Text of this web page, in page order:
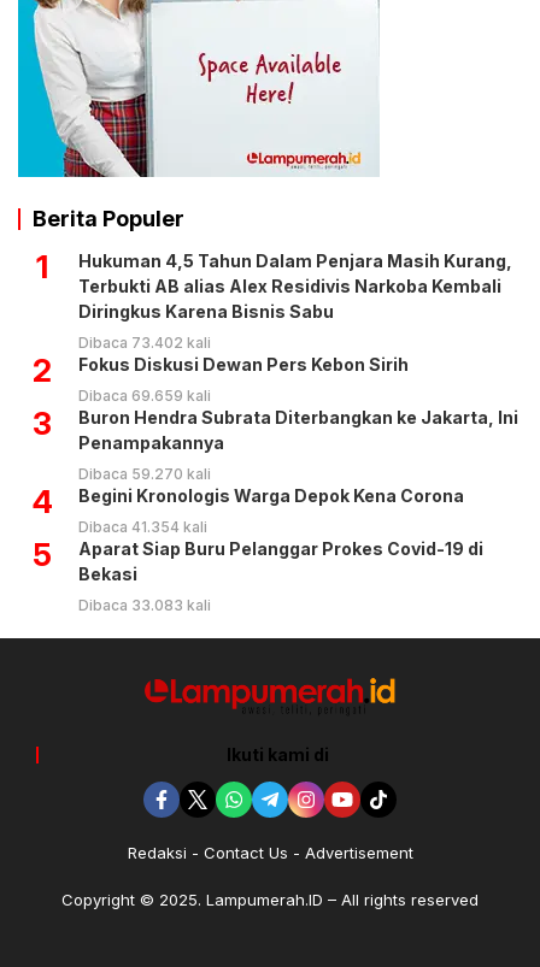
Berita Populer
1
Hukuman 4,5 Tahun Dalam Penjara Masih Kurang,
Terbukti AB alias Alex Residivis Narkoba Kembali
Diringkus Karena Bisnis Sabu
Dibaca 73.402 kali
2 Fokus Diskusi Dewan Pers Kebon Sirih
Dibaca 69.659 kali
3
Buron Hendra Subrata Diterbangkan ke Jakarta, Ini
Penampakannya
Dibaca 59.270 kali
4 Begini Kronologis Warga Depok Kena Corona
Dibaca 41.354 kali
5
Aparat Siap Buru Pelanggar Prokes Covid-19 di
Bekasi
Dibaca 33.083 kali
Ikuti kami di
Redaksi Contact Us Advertisement
Copyright © 2025. Lampumerah.ID – All rights reserved